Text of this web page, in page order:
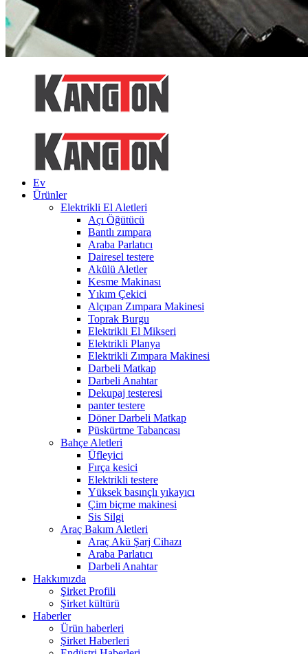
Ev
Ürünler
Elektrikli El Aletleri
Açı Öğütücü
Bantlı zımpara
Araba Parlatıcı
Dairesel testere
Akülü Aletler
Kesme Makinası
Yıkım Çekici
Alçıpan Zımpara Makinesi
Toprak Burgu
Elektrikli El Mikseri
Elektrikli Planya
Elektrikli Zımpara Makinesi
Darbeli Matkap
Darbeli Anahtar
Dekupaj testeresi
panter testere
Döner Darbeli Matkap
Püskürtme Tabancası
Bahçe Aletleri
Üfleyici
Fırça kesici
Elektrikli testere
Yüksek basınçlı yıkayıcı
Çim biçme makinesi
Sis Silgi
Araç Bakım Aletleri
Araç Akü Şarj Cihazı
Araba Parlatıcı
Darbeli Anahtar
Hakkımızda
Şirket Profili
Şirket kültürü
Haberler
Ürün haberleri
Şirket Haberleri